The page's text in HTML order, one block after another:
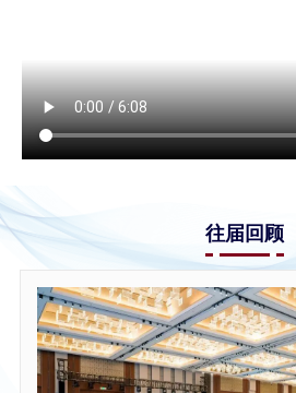
往届回顾